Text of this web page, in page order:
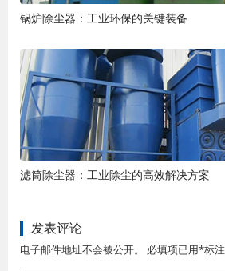
锅炉除尘器：工业环保的关键装备
滤筒除尘器：工业除尘的高效解决方案
发表评论
电子邮件地址不会被公开。 必填项已用*标注